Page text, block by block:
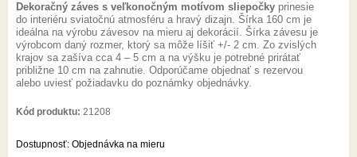
Dekoračný záves s veľkonočným motívom sliepočky prinesie
do interiéru sviatočnú atmosféru a hravý dizajn. Šírka 160 cm je
ideálna na výrobu závesov na mieru aj dekorácií. Šírka závesu je
výrobcom daný rozmer, ktorý sa môže líšiť +/- 2 cm. Zo zvislých
krajov sa zašíva cca 4 – 5 cm a na výšku je potrebné prirátať
približne 10 cm na zahnutie. Odporúčame objednať s rezervou
alebo uviesť požiadavku do poznámky objednávky.
Kód produktu: 21208
Dostupnosť: Objednávka na mieru